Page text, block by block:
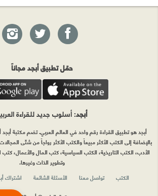
حمّل تطبيق أبجد مجاناً
أبجد: أسلوب جديد للقراءة
أبجد هو تطبيق القراءة رقم واحد في العالم العربي. تضم مكتبة
بالإضافة إلى الكتب الأكثر مبيعاً والكتب الأكثر رواجاً من شتّى
الأدب، الكتب التاريخية، الكتب السياسية، كتب المال والأعمال،
وتطوير الذات وغيرها.
الكتب
تواصل معنا الأسئلة الشائعة اشتراك